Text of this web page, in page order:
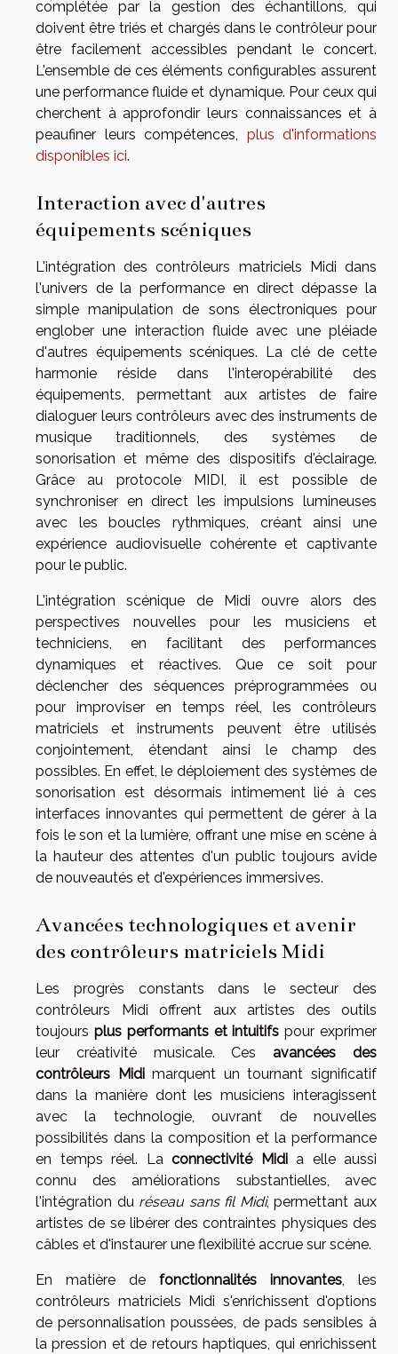
complétée par la gestion des échantillons, qui
doivent être triés et chargés dans le contrôleur pour
être facilement accessibles pendant le concert.
L'ensemble de ces éléments configurables assurent
une performance fluide et dynamique. Pour ceux qui
cherchent à approfondir leurs connaissances et à
peaufiner leurs compétences, plus d'informations
disponibles ici.
Interaction avec d'autres
équipements scéniques
L'intégration des contrôleurs matriciels Midi dans
l'univers de la performance en direct dépasse la
simple manipulation de sons électroniques pour
englober une interaction fluide avec une pléiade
d'autres équipements scéniques. La clé de cette
harmonie réside dans l'interopérabilité des
équipements, permettant aux artistes de faire
dialoguer leurs contrôleurs avec des instruments de
musique traditionnels, des systèmes de
sonorisation et même des dispositifs d'éclairage.
Grâce au protocole MIDI, il est possible de
synchroniser en direct les impulsions lumineuses
avec les boucles rythmiques, créant ainsi une
expérience audiovisuelle cohérente et captivante
pour le public.
L'intégration scénique de Midi ouvre alors des
perspectives nouvelles pour les musiciens et
techniciens, en facilitant des performances
dynamiques et réactives. Que ce soit pour
déclencher des séquences préprogrammées ou
pour improviser en temps réel, les contrôleurs
matriciels et instruments peuvent être utilisés
conjointement, étendant ainsi le champ des
possibles. En effet, le déploiement des systèmes de
sonorisation est désormais intimement lié à ces
interfaces innovantes qui permettent de gérer à la
fois le son et la lumière, offrant une mise en scène à
la hauteur des attentes d'un public toujours avide
de nouveautés et d'expériences immersives.
Avancées technologiques et avenir
des contrôleurs matriciels Midi
Les progrès constants dans le secteur des
contrôleurs Midi offrent aux artistes des outils
toujours plus performants et intuitifs pour exprimer
leur créativité musicale. Cesavancées des
contrôleurs Midimarquent un tournant significatif
dans la manière dont les musiciens interagissent
avec la technologie, ouvrant de nouvelles
possibilités dans la composition et la performance
en temps réel. La connectivité Midia elle aussi
connu des améliorations substantielles, avec
l'intégration du réseau sans fil Midi, permettant aux
artistes de se libérer des contraintes physiques des
câbles et d'instaurer une flexibilité accrue sur scène.
En matière de fonctionnalités innovantes, les
contrôleurs matriciels Midi s'enrichissent d'options
de personnalisation poussées, de pads sensibles à
la pression et de retours haptiques, qui enrichissent